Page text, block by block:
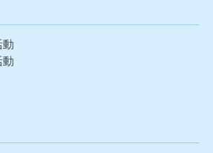
動
動